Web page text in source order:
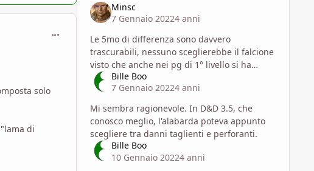
solo
di
Minsc
7 Gennaio 20224 anni
Le 5mo di differenza sono davvero
trascurabili, nessuno sceglierebbe il falcione
visto che anche nei pg di 1° livello si ha
un'arma a scelta. Una valida alternativa imho
sarebbe mettere come danno 1d8
Bille Boo
7 Gennaio 20224 anni
Mi sembra ragionevole. In D&D 3.5, che
conosco meglio, l'alabarda poteva appunto
Bille Boo
10 Gennaio 20224 anni